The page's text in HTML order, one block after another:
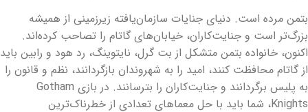
بتمن مرده است. دنیای جنایات سازمان‌یافته زیرزمینی از همیشه
بزرگ‌تر است و جنایت‌کاران، خیابان‌های گاتام را تصاحب کرده‌اند.
اکنون، خانواده بتمن متشکل از بت گرل، نایتوینگ، رد هود و رابین باید
از گاتام محافظت کنند، امید را به شهروندان بازگردانند، نظم و قانون را
به پلیس برگردانند و جنایت‌کاران را بترسانند. در بازی Gotham
Knights، شما باید با حل معماهای تعدادی از خطرناک‌ترین